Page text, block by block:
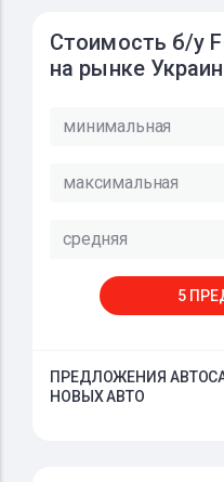
Стоимость б/у
на рынке
минимальная
максимальная
средняя
5
ПРЕДЛОЖЕНИЯ
НОВЫХ АВТО